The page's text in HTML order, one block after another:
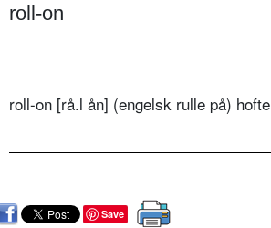
roll-on
roll-on [rå.l ån] (engelsk rulle på)
Save